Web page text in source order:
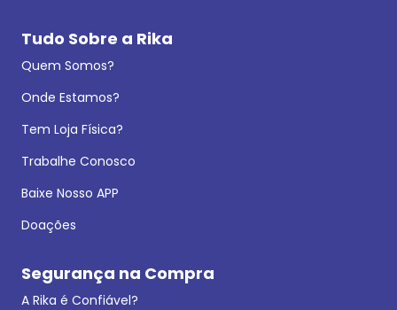
Tudo Sobre a Rika
Quem Somos?
Onde Estamos?
Tem Loja Física?
Trabalhe Conosco
Baixe Nosso APP
Doações
Segurança na Compra
A Rika é Confiável?